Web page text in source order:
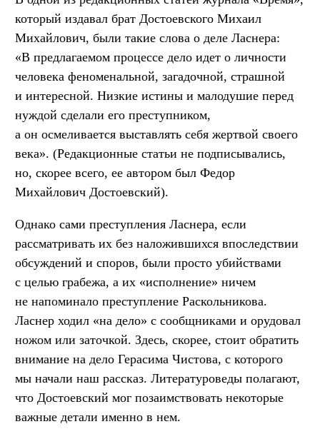
который издавал брат Достоевского Михаил
Михайлович, были такие слова о деле Ласнера:
«В предлагаемом процессе дело идет о личности
человека феноменальной, загадочной, страшной
и интересной. Низкие истины и малодушие перед
нуждой сделали его преступником,
а он осмеливается выставлять себя жертвой своего
века». (Редакционные статьи не подписывались,
но, скорее всего, ее автором был Федор
Михайлович Достоевский).
Однако сами преступления Ласнера, если
рассматривать их без наложившихся впоследствии
обсуждений и споров, были просто убийствами
с целью грабежа, а их «исполнение» ничем
не напоминало преступление Раскольникова.
Ласнер ходил «на дело» с сообщниками и орудовал
ножом или заточкой. Здесь, скорее, стоит обратить
внимание на дело Герасима Чистова, с которого
мы начали наш рассказ. Литературоведы полагают,
что Достоевский мог позаимствовать некоторые
важные детали именно в нем.